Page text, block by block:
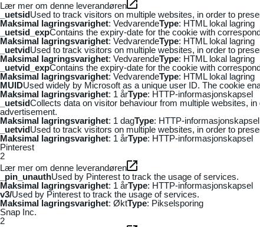
Lær mer om denne leverandøren
_uetsidUsed to track visitors on multiple websites, in order to
Maksimal lagringsvarighet: VedvarendeType: HTML lokal lagring
_uetsid_expContains the expiry-date for the cookie with
Maksimal lagringsvarighet: VedvarendeType: HTML lokal lagring
_uetvidUsed to track visitors on multiple websites, in order to
Maksimal lagringsvarighet: VedvarendeType: HTML lokal lagring
_uetvid_expContains the expiry-date for the cookie with
Maksimal lagringsvarighet: VedvarendeType: HTML lokal lagring
MUIDUsed widely by Microsoft as a unique user ID. The cookie
Maksimal lagringsvarighet: 1 årType: HTTP-informasjonskapsel
_uetsidCollects data on visitor behaviour from multiple websites,
advertisement.
Maksimal lagringsvarighet: 1 dagType: HTTP-informasjonskapsel
_uetvidUsed to track visitors on multiple websites, in order to
Maksimal lagringsvarighet: 1 årType: HTTP-informasjonskapsel
Pinterest
2
Lær mer om denne leverandøren
_pin_unauthUsed by Pinterest to track the usage of services.
Maksimal lagringsvarighet: 1 årType: HTTP-informasjonskapsel
v3/Used by Pinterest to track the usage of services.
Maksimal lagringsvarighet: ØktType: Pikselsporing
Snap Inc.
2